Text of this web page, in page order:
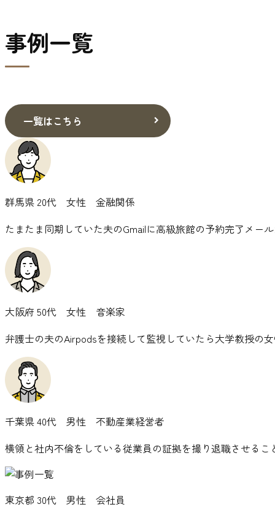
事例一覧
一覧はこちら
群馬県 20代 女性 金融関係
たまたま同期していた夫のGmailに高級旅館の予約完了メー
大阪府 50代 女性 音楽家
弁護士の夫のAirpodsを接続して監視していたら大学教授の
千葉県40代 男性 不動産業経営者
横領と社内不倫をしている従業員の証拠を撮り退職させるこ
東京都 30代 男性 会社員